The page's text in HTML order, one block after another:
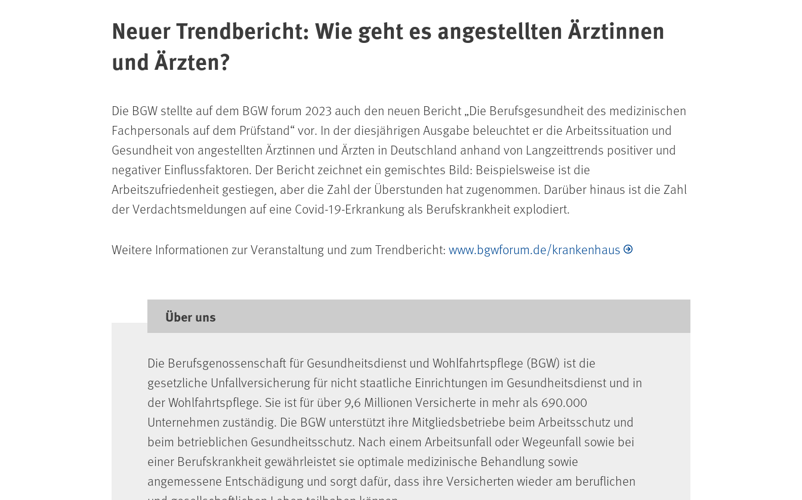
Neuer Trendbericht: Wie geht es angestellten Ärztinnen
und Ärzten?
Die BGW stellte auf dem BGW forum 2023 auch den neuen Bericht „Die Berufsgesundheit des medizinischen
Fachpersonals auf dem Prüfstand“ vor. In der diesjährigen Ausgabe beleuchtet er die Arbeitssituation und
Gesundheit von angestellten Ärztinnen und Ärzten in Deutschland anhand von Langzeittrends positiver und
negativer Einflussfaktoren. Der Bericht zeichnet ein gemischtes Bild: Beispielsweise ist die
Arbeitszufriedenheit gestiegen, aber die Zahl der Überstunden hat zugenommen. Darüber hinaus ist die Zahl
der Verdachtsmeldungen auf eine Covid-19-Erkrankung als Berufskrankheit explodiert.
Weitere Informationen zur Veranstaltung und zum Trendbericht: www.bgwforum.de/krankenhaus
Über uns
Die Berufsgenossenschaft für Gesundheitsdienst und Wohlfahrtspflege (BGW) ist die
gesetzliche Unfallversicherung für nicht staatliche Einrichtungen im Gesundheitsdienst und in
der Wohlfahrtspflege. Sie ist für über 9,6 Millionen Versicherte in mehr als 690.000
Unternehmen zuständig. Die BGW unterstützt ihre Mitgliedsbetriebe beim Arbeitsschutz und
beim betrieblichen Gesundheitsschutz. Nach einem Arbeitsunfall oder Wegeunfall sowie bei
einer Berufskrankheit gewährleistet sie optimale medizinische Behandlung sowie
angemessene Entschädigung und sorgt dafür, dass ihre Versicherten wieder am beruflichen